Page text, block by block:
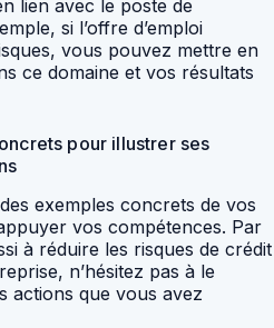
lien avec le poste de
si l’offre d’emploi
vous pouvez mettre en
ce domaine et vos résultats
pour illustrer ses
exemples concrets de vos
vos compétences. Par
à réduire les risques de crédit
n’hésitez pas à le
actions que vous avez